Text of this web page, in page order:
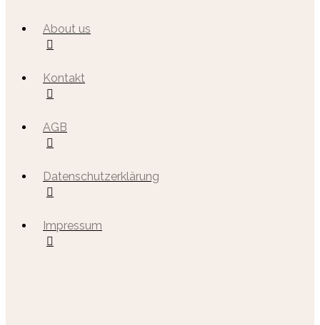
About us
Kontakt
AGB
Datenschutzerklärung
Impressum